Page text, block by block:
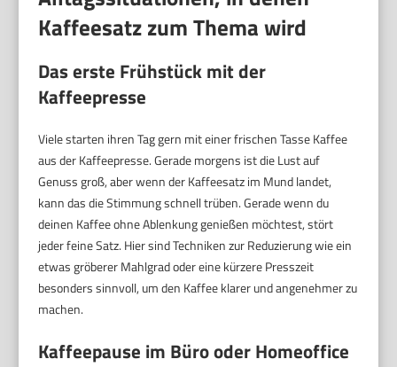
Kaffeesatz zum Thema wird
Das erste Frühstück mit der
Kaffeepresse
Viele starten ihren Tag gern mit einer frischen Tasse Kaffee
aus der Kaffeepresse. Gerade morgens ist die Lust auf
Genuss groß, aber wenn der Kaffeesatz im Mund landet,
kann das die Stimmung schnell trüben. Gerade wenn du
deinen Kaffee ohne Ablenkung genießen möchtest, stört
jeder feine Satz. Hier sind Techniken zur Reduzierung wie ein
etwas gröberer Mahlgrad oder eine kürzere Presszeit
besonders sinnvoll, um den Kaffee klarer und angenehmer zu
machen.
Kaffeepause im Büro oder Homeoffice